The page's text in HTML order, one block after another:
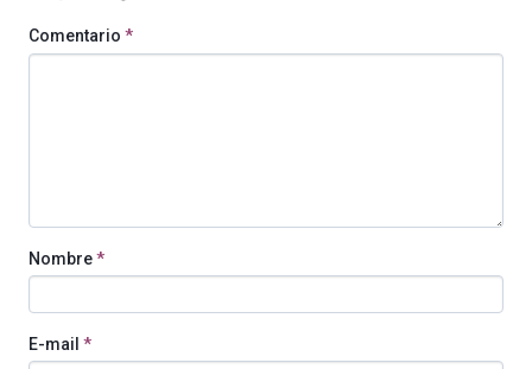
Comentario *
Nombre*
E-mail *